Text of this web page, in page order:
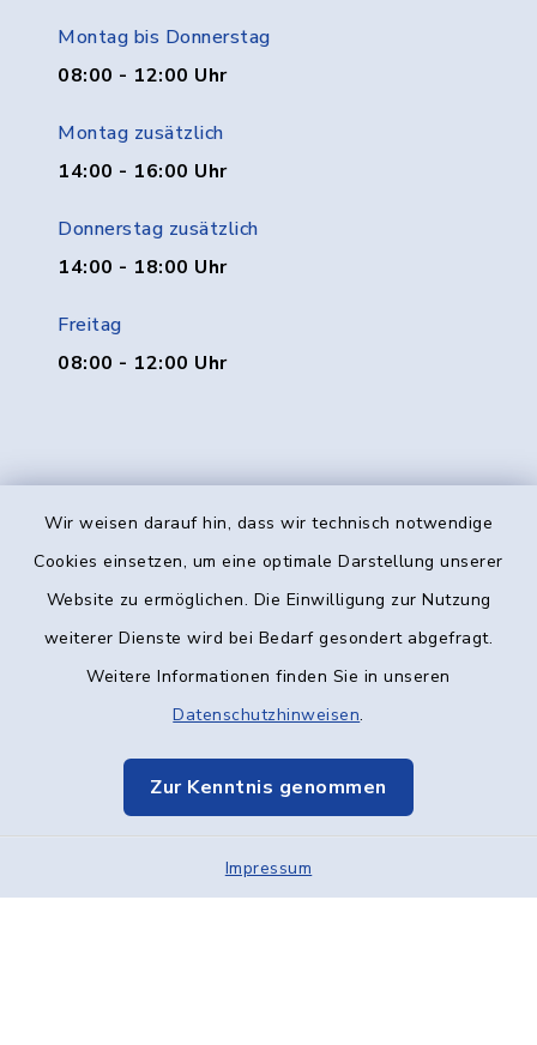
Wir weisen darauf hin, dass wir technisch notwendige
Cookies einsetzen, um eine optimale Darstellung unserer
Website zu ermöglichen. Die Einwilligung zur Nutzung
weiterer Dienste wird bei Bedarf gesondert abgefragt.
Weitere Informationen finden Sie in unseren
Datenschutzhinweisen.
Zur Kenntnis genommen
Impressum
Montag bis Donnerstag
08:00 - 12:00 Uhr
Montag zusätzlich
14:00 - 16:00 Uhr
Donnerstag zusätzlich
14:00 - 18:00 Uhr
Freitag
08:00 - 12:00 Uhr
Kontakt
Datenschutz
Elektronische Kommunikation
Sitemap